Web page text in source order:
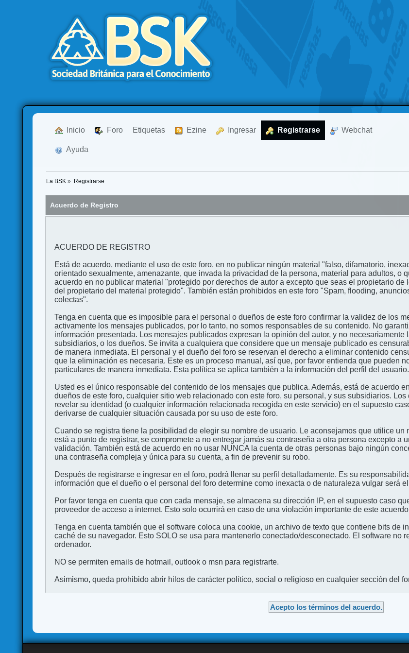
Inicio Foro Etiquetas Ezine Ingresar Registrarse Webchat
Ayuda
La BSK » Registrarse
Acuerdo de Registro
ACUERDO DE REGISTRO
Está de acuerdo, mediante el uso de este foro, en no publicar ningún material "falso, difamatorio,
orientado sexualmente, amenazante, que invada la privacidad de la persona, material para adultos, o
acuerdo en no publicar material "protegido por derechos de autor a excepto que seas el propietario
del propietario del material protegido". También están prohibidos en este foro "Spam, flooding,
colectas".
Tenga en cuenta que es imposible para el personal o dueños de este foro confirmar la validez de los
activamente los mensajes publicados, por lo tanto, no somos responsables de su contenido. No
información presentada. Los mensajes publicados expresan la opinión del autor, y no
subsidiarios, o los dueños. Se invita a cualquiera que considere que un mensaje publicado es
de manera inmediata. El personal y el dueño del foro se reservan el derecho a eliminar contenido
que la eliminación es necesaria. Este es un proceso manual, así que, por favor entienda que pueden
particulares de manera inmediata. Esta política se aplica también a la información del perfil del usuario.
Usted es el único responsable del contenido de los mensajes que publica. Además, está de acuerdo
dueños de este foro, cualquier sitio web relacionado con este foro, su personal, y sus subsidiarios.
revelar su identidad (o cualquier información relacionada recogida en este servicio) en el supuesto
derivarse de cualquier situación causada por su uso de este foro.
Cuando se registra tiene la posibilidad de elegir su nombre de usuario. Le aconsejamos que utilice
está a punto de registrar, se compromete a no entregar jamás su contraseña a otra persona excepto a
validación. También está de acuerdo en no usar NUNCA la cuenta de otras personas bajo ningún
una contraseña compleja y única para su cuenta, a fin de prevenir su robo.
Después de registrarse e ingresar en el foro, podrá llenar su perfil detalladamente. Es su
información que el dueño o el personal del foro determine como inexacta o de naturaleza vulgar será
Por favor tenga en cuenta que con cada mensaje, se almacena su dirección IP, en el supuesto caso
proveedor de acceso a internet. Esto solo ocurrirá en caso de una violación importante de este
Tenga en cuenta también que el software coloca una cookie, un archivo de texto que contiene bits de
caché de su navegador. Esto SOLO se usa para mantenerlo conectado/desconectado. El software no
ordenador.
NO se permiten emails de hotmail, outlook o msn para registrarte.
Asimismo, queda prohibido abrir hilos de carácter político, social o religioso en cualquier sección del